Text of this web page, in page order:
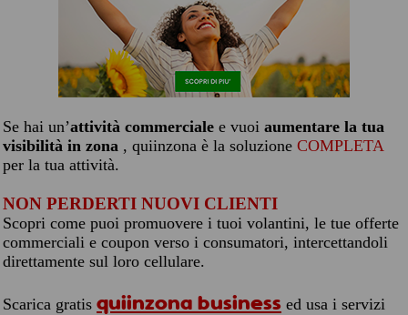
Se hai un’attività commerciale e vuoi aumentare la tua
visibilità in zona , quiinzona è la soluzione COMPLETA
per la tua attività.
NON PERDERTI NUOVI CLIENTI
Scopri come puoi promuovere i tuoi volantini, le tue offerte
commerciali e coupon verso i consumatori, intercettandoli
direttamente sul loro cellulare.
Scarica gratis quiinzona business ed usa i servizi